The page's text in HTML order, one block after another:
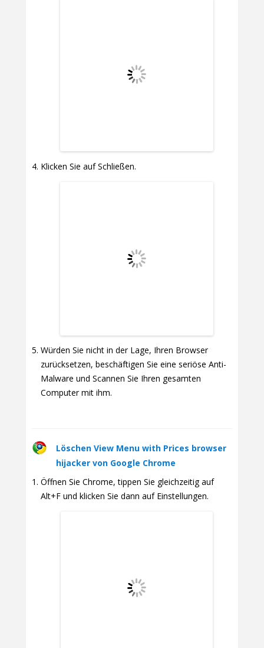
Klicken Sie auf Schließen.
Würden Sie nicht in der Lage, Ihren Browser
zurücksetzen, beschäftigen Sie eine seriöse Anti-
Malware und Scannen Sie Ihren gesamten
Computer mit ihm.
Löschen View Menu with Prices browser
hijacker von Google Chrome
Öffnen Sie Chrome, tippen Sie gleichzeitig auf
Alt+F und klicken Sie dann auf Einstellungen.